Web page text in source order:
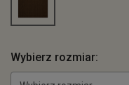
Wybierz rozmiar: